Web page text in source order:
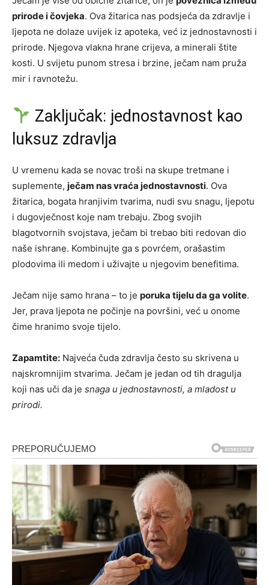
prirode i čovjeka. Ova žitarica nas podsjeća da zdravlje i
ljepota ne dolaze uvijek iz apoteka, već iz jednostavnosti i
prirode. Njegova vlakna hrane crijeva, a minerali štite
kosti. U svijetu punom stresa i brzine, ječam nam pruža
mir i ravnotežu.
Zaključak: jednostavnost kao
luksuz zdravlja
U vremenu kada se novac troši na skupe tretmane i
suplemente, ječam nas vraća jednostavnosti. Ova
žitarica, bogata hranjivim tvarima, nudi svu snagu, ljepotu
i dugovječnost koje nam trebaju. Zbog svojih
blagotvornih svojstava, ječam bi trebao biti redovan dio
naše ishrane. Kombinujte ga s povrćem, orašastim
plodovima ili medom i uživajte u njegovim benefitima.
Ječam nije samo hrana – to je poruka tijelu da ga volite.
Jer, prava ljepota ne počinje na površini, već u onome
čime hranimo svoje tijelo.
Zapamtite: Najveća čuda zdravlja često su skrivena u
najskromnijim stvarima. Ječam je jedan od tih dragulja
koji nas uči da je snaga u jednostavnosti, a mladost u
prirodi.